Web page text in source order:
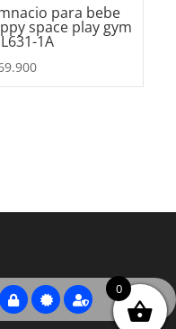
para bebe
space play gym
1A
0